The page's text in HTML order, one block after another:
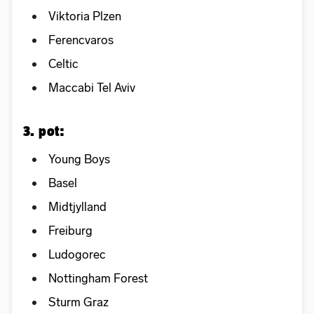
Viktoria Plzen
Ferencvaros
Celtic
Maccabi Tel Aviv
3. pot:
Young Boys
Basel
Midtjylland
Freiburg
Ludogorec
Nottingham Forest
Sturm Graz